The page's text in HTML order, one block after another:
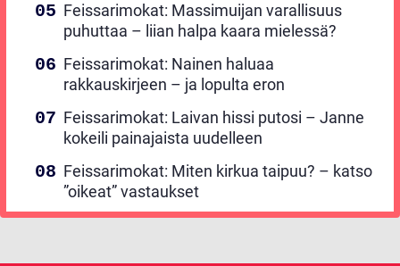
Feissarimokat: Massimuijan varallisuus
puhuttaa – liian halpa kaara mielessä?
Feissarimokat: Nainen haluaa
rakkauskirjeen – ja lopulta eron
Feissarimokat: Laivan hissi putosi – Janne
kokeili painajaista uudelleen
Feissarimokat: Miten kirkua taipuu? – katso
”oikeat” vastaukset